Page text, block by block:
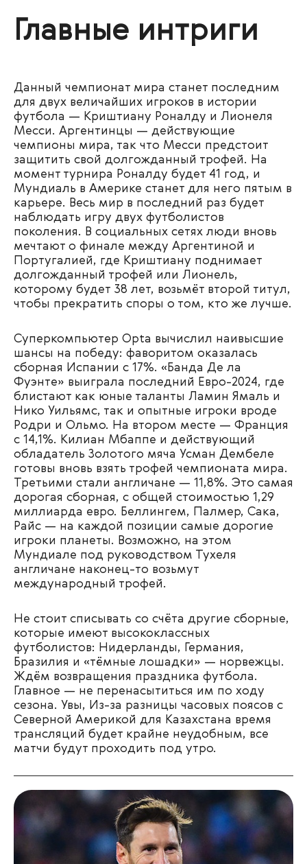
Главные интриги
Данный чемпионат мира станет последним
для двух величайших игроков в истории
футбола — Криштиану Роналду и Лионеля
Месси. Аргентинцы — действующие
чемпионы мира, так что Месси предстоит
защитить свой долгожданный трофей. На
момент турнира Роналду будет 41 год, и
Мундиаль в Америке станет для него пятым в
карьере. Весь мир в последний раз будет
наблюдать игру двух футболистов
поколения. В социальных сетях люди вновь
мечтают о финале между Аргентиной и
Португалией, где Криштиану поднимает
долгожданный трофей или Лионель,
которому будет 38 лет, возьмёт второй титул,
чтобы прекратить споры о том, кто же лучше.
Суперкомпьютер Opta вычислил наивысшие
шансы на победу: фаворитом оказалась
сборная Испании с 17%. «Банда Де ла
Фуэнте» выиграла последний Евро-2024, где
блистают как юные таланты Ламин Ямаль и
Нико Уильямс, так и опытные игроки вроде
Родри и Ольмо. На втором месте — Франция
с 14,1%. Килиан Мбаппе и действующий
обладатель Золотого мяча Усман Дембеле
готовы вновь взять трофей чемпионата мира.
Третьими стали англичане — 11,8%. Это самая
дорогая сборная, с общей стоимостью 1,29
миллиарда евро. Беллингем, Палмер, Сака,
Райс — на каждой позиции самые дорогие
игроки планеты. Возможно, на этом
Мундиале под руководством Тухеля
англичане наконец-то возьмут
международный трофей.
Не стоит списывать со счёта другие сборные,
которые имеют высококлассных
футболистов: Нидерланды, Германия,
Бразилия и «тёмные лошадки» — норвежцы.
Ждём возвращения праздника футбола.
Главное — не перенасытиться им по ходу
сезона. Увы, Из-за разницы часовых поясов с
Северной Америкой для Казахстана время
трансляций будет крайне неудобным, все
матчи будут проходить под утро.